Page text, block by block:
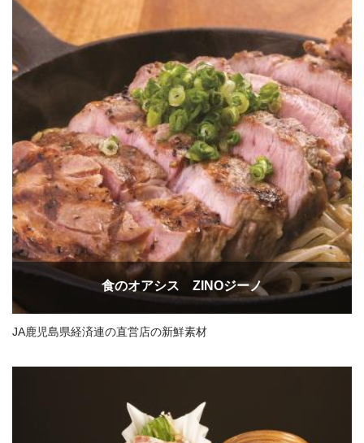
食のオアシス ZINOジーノ
JA鹿児島県経済連の直営店の新鮮素材